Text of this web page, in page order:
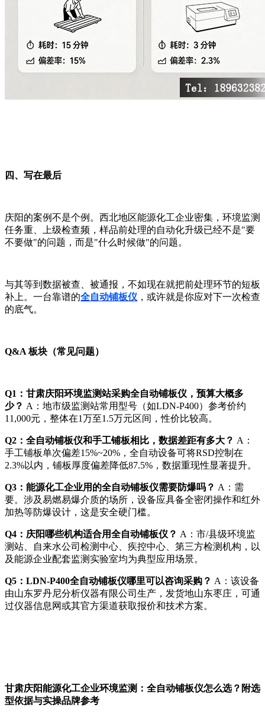
四、写在最后
庆阳的案例不是个例。西北地区能源化工企业密集，环境监测
任务重、上级检查频，样品前处理的自动化升级已经不是"要
不要做"的问题，而是"什么时候做"的问题。
与其等到数据被查、被通报，不如现在就把前处理环节的短板
补上。一台靠谱的全自动铺板仪 ，或许就是你应对下一次检查
的底气。
Q&A 板块（常见问题）
Q1：甘肃庆阳环境监测站采购全自动铺板仪，预算大概多
少？ A：地市级监测站常用型号（如LDN-P400）参考价约
11,000元，整体在1万至1.5万元区间，性价比较高。
Q2：全自动铺板仪和手工铺板相比，数据差距有多大？ A：
手工铺板单次偏差15%~20%，全自动设备可将RSD控制在
2.3%以内，铺板厚度偏差降低87.5%，数据重现性显著提升。
Q3：能源化工企业用的全自动铺板仪需要防爆吗？ A：需
要。涉及易燃易爆介质的场所，设备应具备全密闭操作和红外
加热等防爆设计，这是安全硬门槛。
Q4：庆阳哪些机构适合用全自动铺板仪？ A：市/县级环境监
测站、自来水公司检测中心、疾控中心、第三方检测机构，以
及能源企业配套监测实验室均为典型应用场景。
Q5：LDN-P400全自动铺板仪哪里可以咨询采购？ A：该设备
由山东罗丹尼分析仪器有限公司生产，发货地山东枣庄，可通
过仪器信息网或其官方渠道获取报价和技术方案。
甘肃庆阳能源化工企业环境监测：全自动铺板仪怎么选？附选
型依据与实操品牌参考